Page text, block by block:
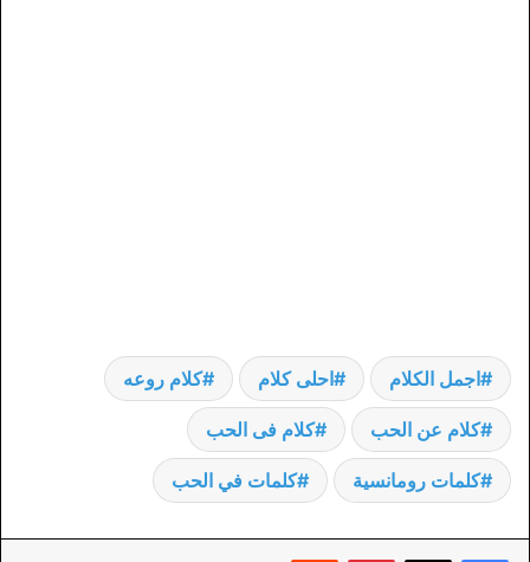
اجمل الكلام احلى كلام كلام روعه
كلام عن الحب كلام فى الحب
كلمات رومانسية كلمات في الحب